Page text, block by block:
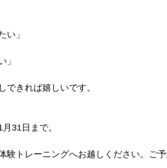
い」
」
できれば嬉しいです。
31日まで。
験トレーニングへお越しください。ご予